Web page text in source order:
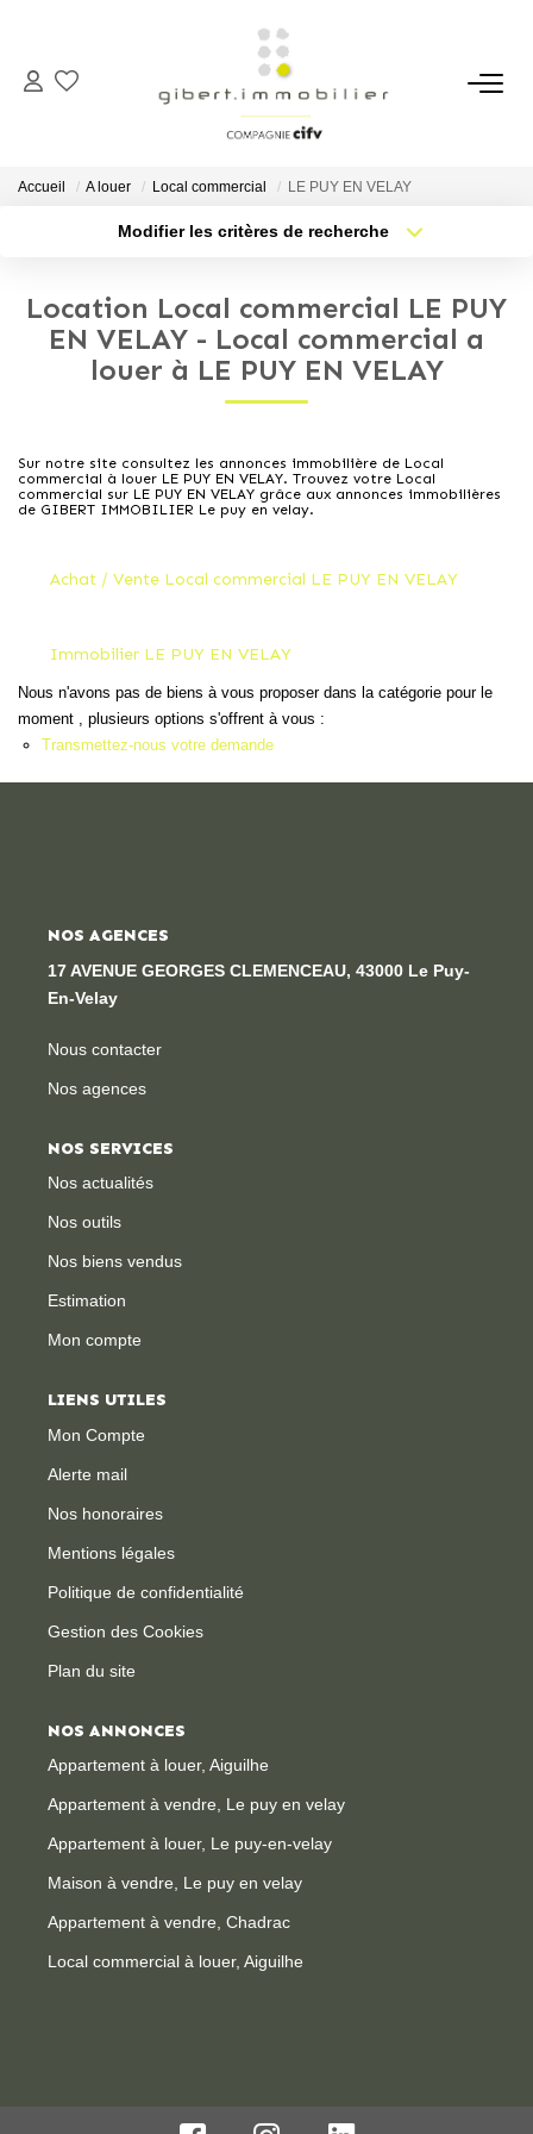
ACHETER
Maisons
Immeubles
Terrains
LOUER
Appartements
ESTIMER
Accueil A louer Local commercial LE PUY EN VELAY
Modifier les critères de recherche
Sélectionnez...
Type de bien
Nb pièces min.
Location Local commercial LE PUY
EN VELAY - Local commercial a
louer à LE PUY EN VELAY
Sur notre site consultez les annonces immobilière de Local
commercial à louer LE PUY EN VELAY. Trouvez votre Local
commercial sur LE PUY EN VELAY grâce aux annonces immobilières
de GIBERT IMMOBILIER Le puy en velay.
Achat / Vente Local commercial LE PUY EN VELAY
Immobilier LE PUY EN VELAY
Nous n'avons pas de biens à vous proposer dans la catégorie pour le
moment , plusieurs options s'offrent à vous :
Transmettez-nous votre demande
NOS AGENCES
17 AVENUE GEORGES CLEMENCEAU, 43000 Le Puy-
En-Velay
Nous contacter
Nos agences
NOS SERVICES
Nos actualités
Nos outils
Nos biens vendus
Estimation
Mon compte
LIENS UTILES
Mon Compte
Alerte mail
Nos honoraires
Mentions légales
Politique de confidentialité
Gestion des Cookies
Plan du site
NOS ANNONCES
Appartement à louer, Aiguilhe
Appartement à vendre, Le puy en velay
Appartement à louer, Le puy-en-velay
Maison à vendre, Le puy en velay
Appartement à vendre, Chadrac
Local commercial à louer, Aiguilhe